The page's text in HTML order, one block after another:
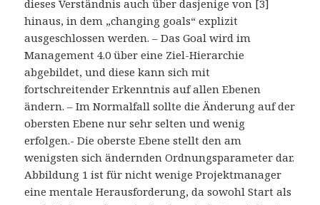
dieses Verständnis auch über dasjenige von [3]
hinaus, in dem „changing goals“ explizit
ausgeschlossen werden. – Das Goal wird im
Management 4.0 über eine Ziel-Hierarchie
abgebildet, und diese kann sich mit
fortschreitender Erkenntnis auf allen Ebenen
ändern. – Im Normalfall sollte die Änderung auf der
obersten Ebene nur sehr selten und wenig
erfolgen.- Die oberste Ebene stellt den am
wenigsten sich ändernden Ordnungsparameter dar.
Abbildung 1 ist für nicht wenige Projektmanager
eine mentale Herausforderung, da sowohl Start als